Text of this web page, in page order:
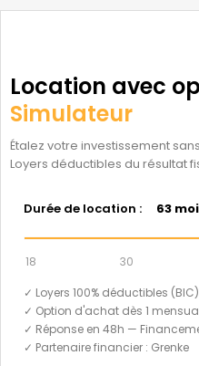
Location avec
Simulateur
Étalez votre investissement
Loyers déductibles du résultat
Durée de location : 63
18 30
✓ Loyers 100% déductibles (BIC)
✓ Option d'achat dès 1
✓ Réponse en 48h —
✓ Partenaire financier : Grenke